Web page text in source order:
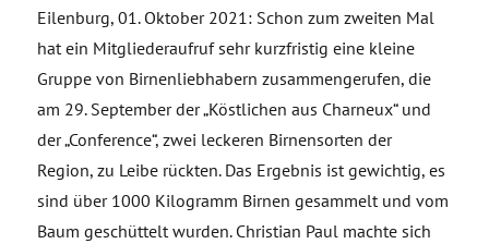
Eilenburg, 01. Oktober 2021: Schon zum zweiten Mal
hat ein Mitgliederaufruf sehr kurzfristig eine kleine
Gruppe von Birnenliebhabern zusammengerufen, die
am 29. September der „Köstlichen aus Charneux“ und
der „Conference“, zwei leckeren Birnensorten der
Region, zu Leibe rückten. Das Ergebnis ist gewichtig, es
sind über 1000 Kilogramm Birnen gesammelt und vom
Baum geschüttelt wurden. Christian Paul machte sich